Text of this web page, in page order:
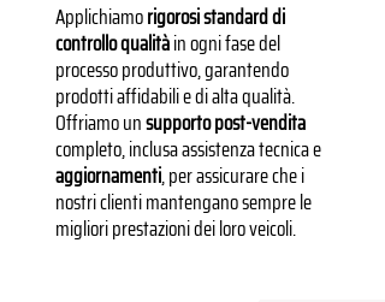
Applichiamorigorosi standard di
controllo qualitàin ogni fase del
processo produttivo, garantendo
prodotti affidabili e di alta qualità.
Offriamo unsupporto post-vendita
completo, inclusa assistenza tecnica e
aggiornamenti, per assicurare che i
nostri clienti mantengano sempre le
migliori prestazioni dei loro veicoli.